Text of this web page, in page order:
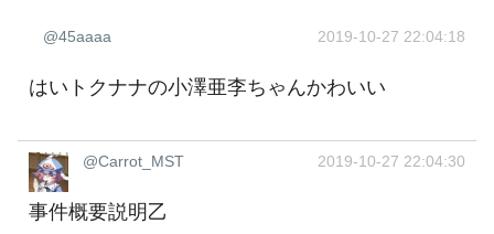
@45aaaa 2019-10-27 22:04:18
はいトクナナの小澤亜李ちゃんかわいい
@Carrot_MST 2019-10-27 22:04:30
事件概要説明乙